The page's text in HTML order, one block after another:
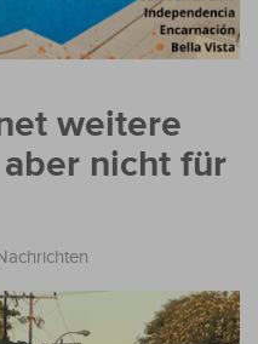
weitere
nicht für